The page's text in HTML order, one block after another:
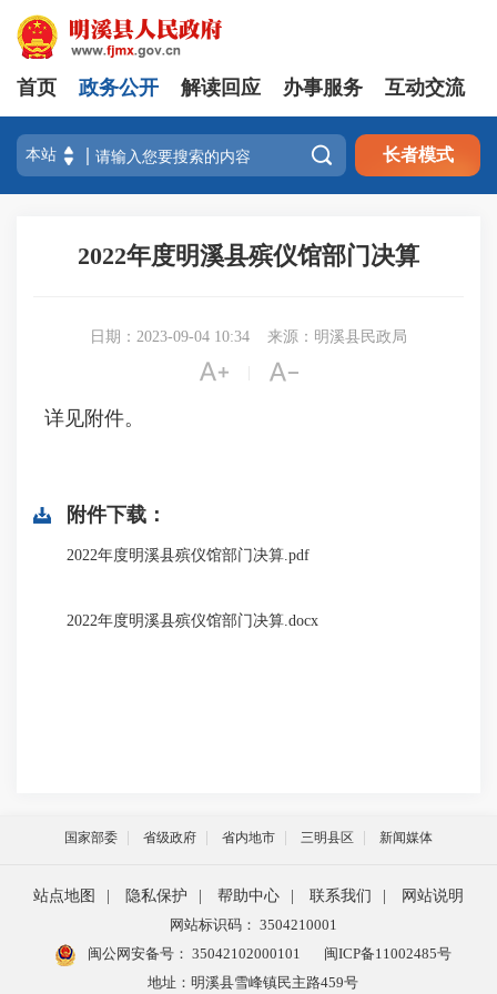
首页 政务公开 解读回应 办事服务 互动交流
 长者模式
2022年度明溪县殡仪馆部门决算
日期：2023-09-04 10:34 来源：明溪县民政局
 
详见附件。
附件下载：
2022年度明溪县殡仪馆部门决算.pdf
2022年度明溪县殡仪馆部门决算.docx
国家部委 省级政府 省内地市 三明县区 新闻媒体
站点地图 隐私保护 帮助中心 联系我们
网站说明
网站标识码： 3504210001
闽公网安备号： 35042102000101
闽ICP备11002485号
地址：明溪县雪峰镇民主路459号